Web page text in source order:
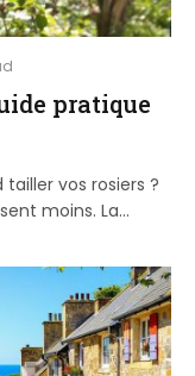
pratique
vos rosiers ?
moins. La…